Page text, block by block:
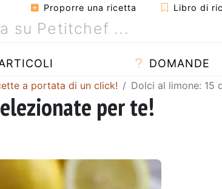
Proporre una ricetta Libro di
DOMANDE
a portata di un click! Dolci al limone: 15
per te!